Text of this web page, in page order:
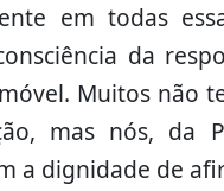
em todas
da
Muitos não
mas nós, da
a dignidade de